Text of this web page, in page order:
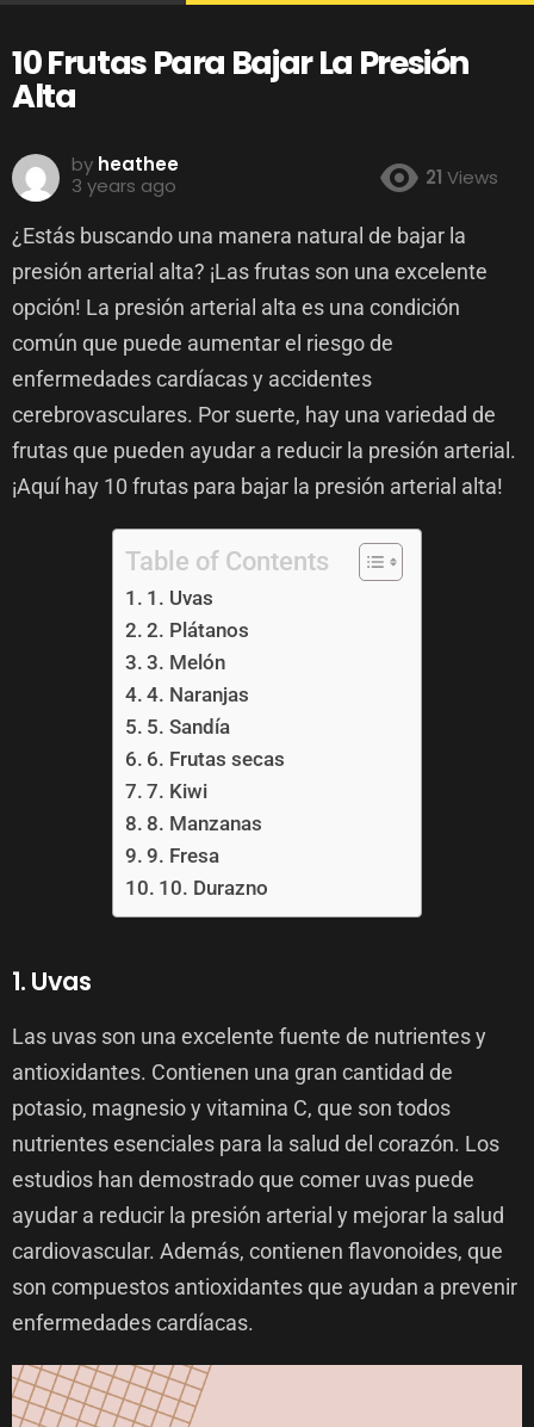
10 Frutas Para Bajar La Presión
Alta
by heathee
3 years ago
21 Views
¿Estás buscando una manera natural de bajar la
presión arterial alta? ¡Las frutas son una excelente
opción! La presión arterial alta es una condición
común que puede aumentar el riesgo de
enfermedades cardíacas y accidentes
cerebrovasculares. Por suerte, hay una variedad de
frutas que pueden ayudar a reducir la presión arterial.
¡Aquí hay 10 frutas para bajar la presión arterial alta!
Table of Contents
1. Uvas
2. Plátanos
3. Melón
4. Naranjas
5. Sandía
6. Frutas secas
7. Kiwi
8. Manzanas
9. Fresa
10. Durazno
1. Uvas
Las uvas son una excelente fuente de nutrientes y
antioxidantes. Contienen una gran cantidad de
potasio, magnesio y vitamina C, que son todos
nutrientes esenciales para la salud del corazón. Los
estudios han demostrado que comer uvas puede
ayudar a reducir la presión arterial y mejorar la salud
cardiovascular. Además, contienen flavonoides, que
son compuestos antioxidantes que ayudan a prevenir
enfermedades cardíacas.